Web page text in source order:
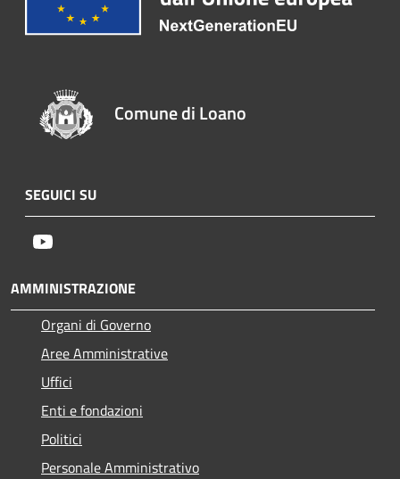
Comune di Loano
SEGUICI SU
AMMINISTRAZIONE
Organi di Governo
Aree Amministrative
Uffici
Enti e fondazioni
Politici
Personale Amministrativo